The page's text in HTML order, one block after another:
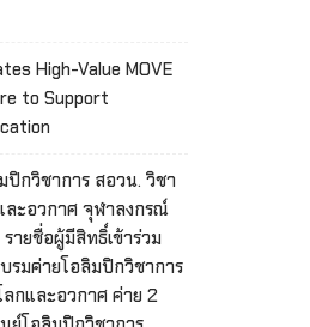
High-Value MOVE
to Support
กวิชาการ สอวน. วิชา
ละอวกาศ จุฬาลงกรณ์
ายชื่อผู้มีสิทธิ์เข้าร่วม
รมค่ายโอลิมปิกวิชาการ
กและอวกาศ ค่าย 2